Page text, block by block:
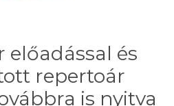
előadással és
repertoár
is nyitva